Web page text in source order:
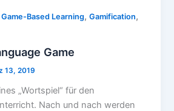
Game-Based Learning,Gamification,
Game
13, 2019
„Wortspiel“ für den
Nach und nach werden